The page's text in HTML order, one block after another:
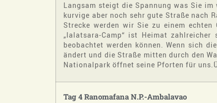
Langsam steigt die Spannung was Sie
kurvige aber noch sehr gute Straße nach
Strecke werden wir Sie zu einem
„Ialatsara-Camp“ ist Heimat
beobachtet werden können. Wenn sich
ändert und die Straße mitten durch den
Nationalpark öffnet seine Pforten für
Tag 4 Ranomafana N.P.-Ambalavao